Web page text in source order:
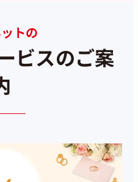
トの
ビスのご案